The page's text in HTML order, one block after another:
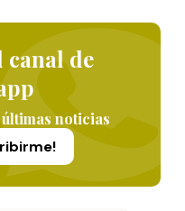
canal de
noticias